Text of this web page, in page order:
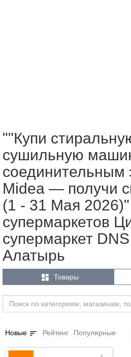
""Купи
сушильную
соединительным
Midea — получи
(1 - 31 Мая 2026)"
супермаркетов
супермаркет
Алатырь
 Товары
Новые sort Рейтинг Популярные